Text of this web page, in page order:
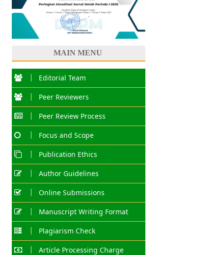
MAIN MENU
Editorial Team
Peer Reviewers
Peer Review Process
Focus and Scope
Publication Ethics
Author Guidelines
Online Submissions
Manuscript Writing Format
Plagiarism Check
Article Processing Charge